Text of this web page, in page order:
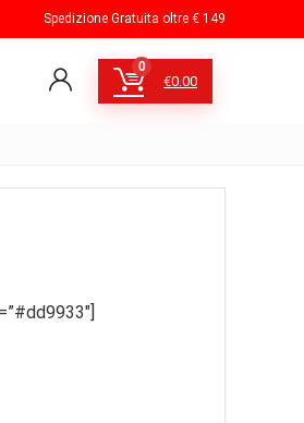
Spedizione Gratuita oltre € 149
0
€0.00